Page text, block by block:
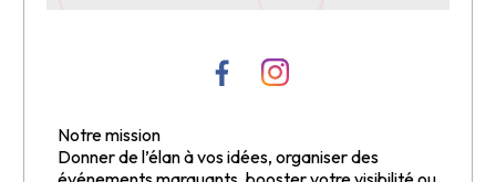
Notre mission
Donner de l’élan à vos idées, organiser des